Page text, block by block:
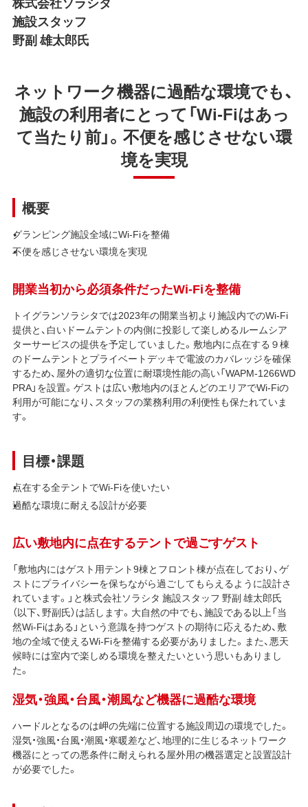
施設スタッフ
野副 雄太郎氏
ネットワーク機器に過酷な環境でも、
施設の利用者にとって「Wi-Fiはあっ
て当たり前」。不便を感じさせない環
境を実現
概要
グランピング施設全域にWi-Fiを整備
不便を感じさせない環境を実現
開業当初から必須条件だったWi-Fiを整備
トイグランソラシタでは2023年の開業当初より施設内でのWi-Fi
提供と、白いドームテントの内側に投影して楽しめるルームシア
ターサービスの提供を予定していました。敷地内に点在する９棟
のドームテントとプライベートデッキで電波のカバレッジを確保
するため、屋外の適切な位置に耐環境性能の高い「WAPM-1266WD
PRA」を設置。ゲストは広い敷地内のほとんどのエリアでWi-Fiの
利用が可能になり、スタッフの業務利用の利便性も保たれていま
す。
目標・課題
点在する全テントでWi-Fiを使いたい
過酷な環境に耐える設計が必要
広い敷地内に点在するテントで過ごすゲスト
「敷地内にはゲスト用テント9棟とフロント棟が点在しており、ゲ
ストにプライバシーを保ちながら過ごしてもらえるように設計さ
れています。」と株式会社ソラシタ 施設スタッフ 野副 雄太郎氏
（以下、野副氏）は話します。大自然の中でも、施設である以上「当
然Wi-Fiはある」という意識を持つゲストの期待に応えるため、敷
地の全域で使えるWi-Fiを整備する必要がありました。また、悪天
候時には室内で楽しめる環境を整えたいという思いもありまし
た。
湿気・強風・台風・潮風など機器に過酷な環境
ハードルとなるのは岬の先端に位置する施設周辺の環境でした。
湿気・強風・台風・潮風・寒暖差など、地理的に生じるネットワーク
機器にとっての悪条件に耐えられる屋外用の機器選定と設置設計
が必要でした。